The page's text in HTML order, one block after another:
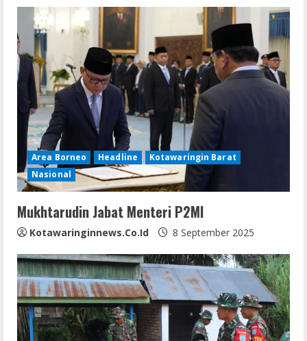
Area Borneo Headline
Kotawaringin Barat
Nasional
Mukhtarudin Jabat Menteri P2MI
Kotawaringinnews.co.id 8 September 2025